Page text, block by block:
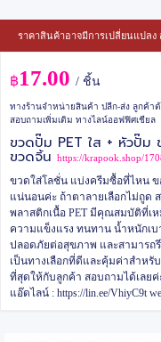
ราคาสินค้าอาจมีการเปลี่ยนแปล
฿17.00 / ชิ้น
ทางร้านจำหน่ายสินค้า ปลีก-ส่ง ลูกค้า
สอบถามเพิ่มเติม ทางไลน์ออฟฟิศเชียล
ขวดปั๊ม PET ใส + หัวปั๊ม
ขวดจิ้น https://krapook.shop/
ขวดใส่โลชั่น แบ่งครีมซื้อที่ไหน
แน่นอนค่ะ ถ้าตาลายเลือกไม่ถูด
พลาสติกเนื้อ PET มีคุณสมบัติที่เ
ความแข็งแรง ทนทาน น้ำหนักเบ
ปลอดภัยต่อสุขภาพ และสามารถรี
เป็นทางเลือกที่ดีและคุ้มค่าสำห
ที่สุดให้กับลูกค้า สอบถามได้เลยค่
แอ๊ดไลน์ : https://lin.ee/VhiyC9t